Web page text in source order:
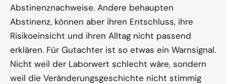
Abstinenznachweise. Andere behaupten
Abstinenz, können aber ihren Entschluss, ihre
Risikoeinsicht und ihren Alltag nicht passend
erklären. Für Gutachter ist so etwas ein Warnsignal.
Nicht weil der Laborwert schlecht wäre, sondern
weil die Veränderungsgeschichte nicht stimmig